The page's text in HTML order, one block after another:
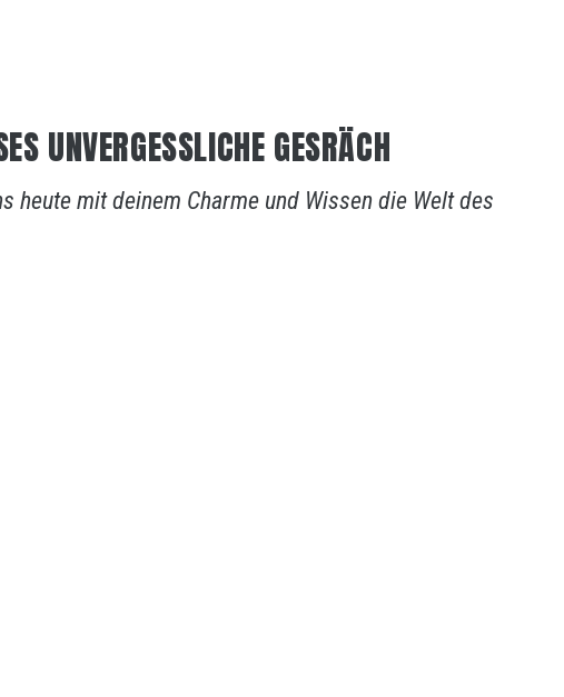
UNVERGESSLICHE GESRÄCH
heute mit deinem Charme und Wissen die Welt des